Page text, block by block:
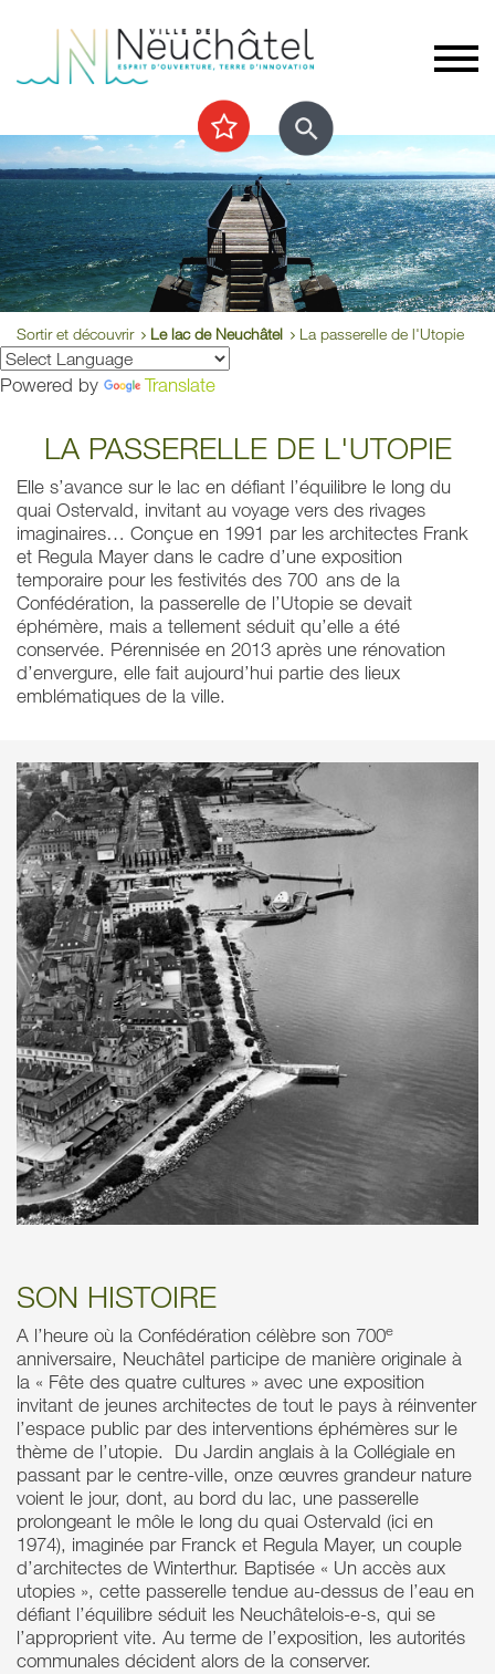
Sortir et découvrir Le lac de Neuchâtel La passerelle de l'Utopie
Powered by Translate
LA PASSERELLE DE L'UTOPIE
Elle s’avance sur le lac en défiant l’équilibre le long du
quai Ostervald, invitant au voyage vers des rivages
imaginaires… Conçue en 1991 par les architectes Frank
et Regula Mayer dans le cadre d’une exposition
temporaire pour les festivités des 700 ans de la
Confédération, la passerelle de l’Utopie se devait
éphémère, mais a tellement séduit qu’elle a été
conservée. Pérennisée en 2013 après une rénovation
d’envergure, elle fait aujourd’hui partie des lieux
emblématiques de la ville.
SON HISTOIRE
A l’heure où la Confédération célèbre son 700e
anniversaire, Neuchâtel participe de manière originale à
la « Fête des quatre cultures » avec une exposition
invitant de jeunes architectes de tout le pays à réinventer
l’espace public par des interventions éphémères sur le
thème de l’utopie. Du Jardin anglais à la Collégiale en
passant par le centre-ville, onze œuvres grandeur nature
voient le jour, dont, au bord du lac, une passerelle
prolongeant le môle le long du quai Ostervald (ici en
1974), imaginée par Franck et Regula Mayer, un couple
d’architectes de Winterthur. Baptisée « Un accès aux
utopies », cette passerelle tendue au-dessus de l’eau en
défiant l’équilibre séduit les Neuchâtelois-e-s, qui se
l’approprient vite. Au terme de l’exposition, les autorités
communales décident alors de la conserver.